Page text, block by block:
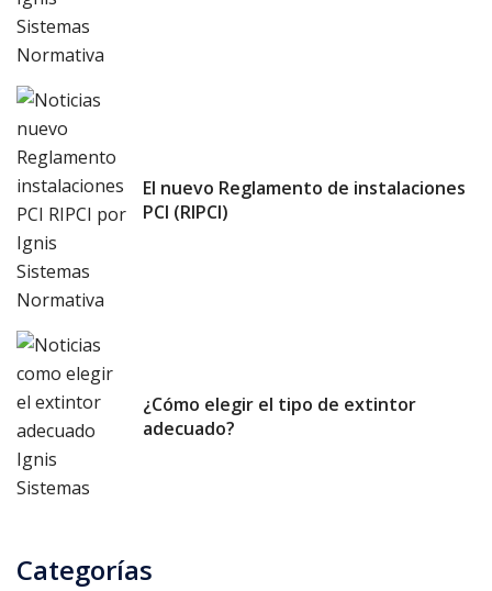
El nuevo Reglamento de instalaciones
PCI (RIPCI)
¿Cómo elegir el tipo de extintor
adecuado?
Categorías